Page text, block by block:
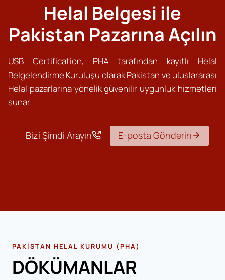
Helal Belgesi ile
Pakistan Pazarına Açılın
USB Certification, PHA tarafından kayıtlı Helal
Belgelendirme Kuruluşu olarak Pakistan ve uluslararası
Helal pazarlarına yönelik güvenilir uygunluk hizmetleri
sunar.
Bizi Şimdi Arayın E-posta Gönderin
PAKISTAN HELAL KURUMU (PHA)
DÖKÜMANLAR